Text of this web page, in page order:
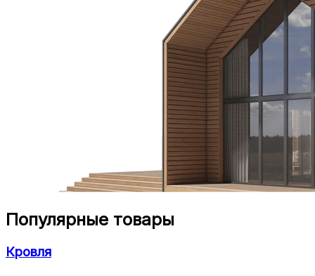
Популярные товары
Кровля